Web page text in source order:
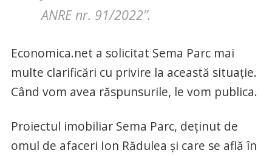
ANRE nr. 91/2022”.
Economica.net a solicitat Sema Parc mai
multe clarificări cu privire la această situație.
Când vom avea răspunsurile, le vom publica.
Proiectul imobiliar Sema Parc, deținut de
omul de afaceri Ion Rădulea și care se află în